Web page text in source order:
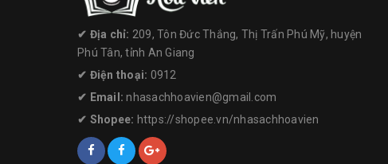
✔︎ Địa chỉ: 209, Tôn Đức Thắng, Thị Trấn Phú Mỹ, huyện
Phú Tân, tỉnh An Giang
✔︎ Điện thoại: 0912
✔︎ Email:nhasachhoavien@gmail.com
✔︎ Shopee: https://shopee.vn/nhasachhoavien